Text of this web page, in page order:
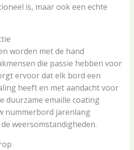
is, maar ook een echte
worden met de hand
die passie hebben voor
ervoor dat elk bord een
heeft en met aandacht voor
duurzame emaille coating
nummerbord jarenlang
weersomstandigheden.